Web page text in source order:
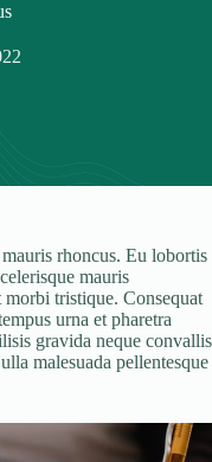
rhoncus. Eu lobortis
mauris
tristique. Consequat
urna et pharetra
gravida neque convallis
malesuada pellentesque